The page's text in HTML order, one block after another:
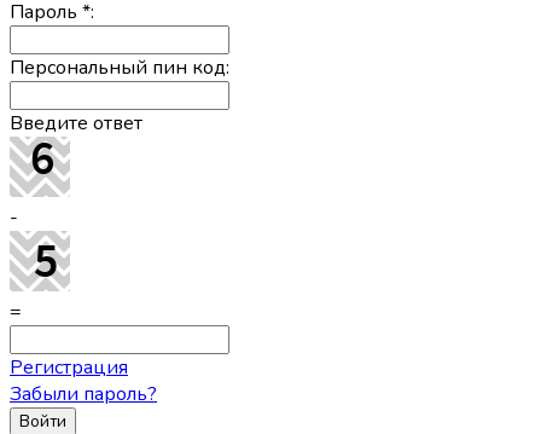
Пароль *:
Персональный пин код:
Введите ответ
-
=
Регистрация
Забыли пароль?